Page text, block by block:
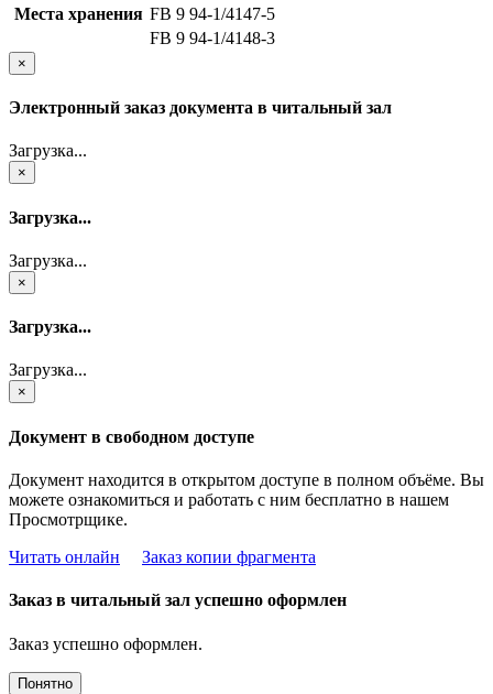
Места хранения FB 9 94-1/4147-5
FB 9 94-1/4148-3
×
Электронный заказ документа в читальный зал
Загрузка...
×
Загрузка...
Загрузка...
×
Загрузка...
Загрузка...
×
Документ в свободном доступе
Документ находится в открытом доступе в полном объёме. Вы
можете ознакомиться и работать с ним бесплатно в нашем
Просмотрщике.
Читать онлайн
Заказ копии фрагмента
Заказ в читальный зал успешно оформлен
Заказ успешно оформлен.
Понятно